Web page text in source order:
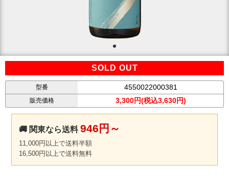
SOLD OUT
型番 4550022000381
販売価格 3,300円(税込3,630円)
🚚 関東なら送料946円～
11,000円以上で送料半額
16,500円以上で送料無料